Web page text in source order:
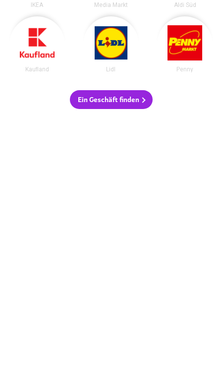
IKEA Media Markt Aldi Süd
Kaufland Lidl Penny
Ein Geschäft finden